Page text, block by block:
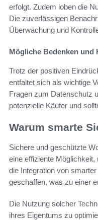
erfolgt. Zudem loben die
Die zuverlässigen
Überwachung und
Mögliche Bedenken und
Trotz der positiven
entfaltet sich als wichtige
Fragen zum Datenschutz
potenzielle Käufer und
Warum smarte
Sichere und geschützte
eine effiziente
die Integration von
geschaffen, was zu einer
Die Nutzung solcher
ihres Eigentums zu